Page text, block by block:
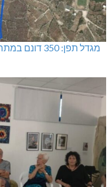
מגדל תפן: 350 דונם במתחם חדש